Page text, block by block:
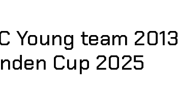
Young team 2013
Cup 2025